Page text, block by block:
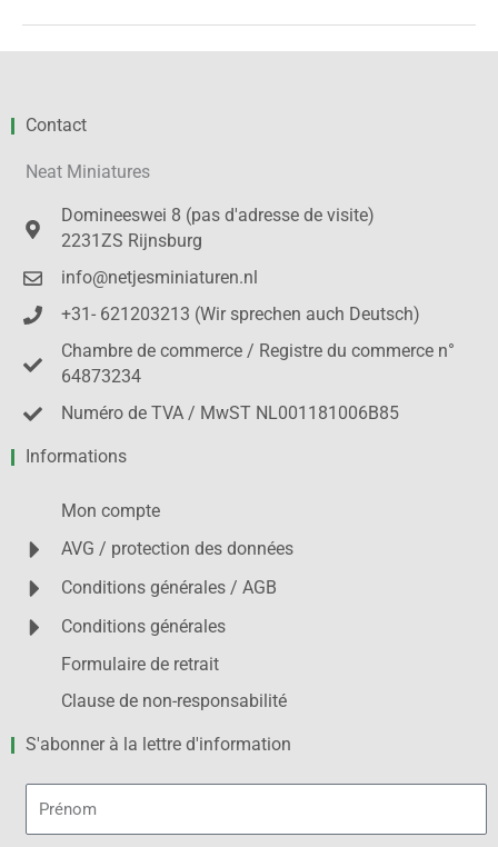
Contact
Neat Miniatures
Domineeswei 8 (pas d'adresse de visite)
2231ZS Rijnsburg
info@netjesminiaturen.nl
+31- 621203213 (Wir sprechen auch Deutsch)
Chambre de commerce / Registre du commerce n°
64873234
Numéro de TVA / MwST NL001181006B85
Informations
Mon compte
AVG / protection des données
Conditions générales / AGB
Conditions générales
Formulaire de retrait
Clause de non-responsabilité
S'abonner à la lettre d'information